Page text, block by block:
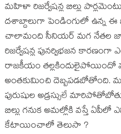
మహిళా రిజర్వేషన్ల బిల్లు
దశాబ్దాలుగా పెండింగులో ఉన్న ఈ
చాలామంది సీనియర్ మగ నేతల
రిజర్వేషన్ల పునర్విభజన కారణంగా
రాజకీయం తల్లకిందులైపోయిందో
అంతకుమించి దెబ్బపడబోతోంది.
పురుషుల అడ్రస్సులే
బిల్లు గనుక అమల్లోకి వస్తే ఏపీలో
కేటాయించాలో తెలుసా ?